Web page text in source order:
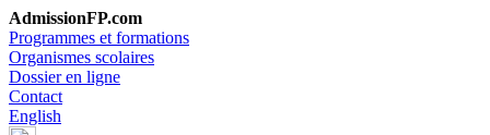
AdmissionFP.com
Programmes et formations
Organismes scolaires
Dossier en ligne
Contact
English